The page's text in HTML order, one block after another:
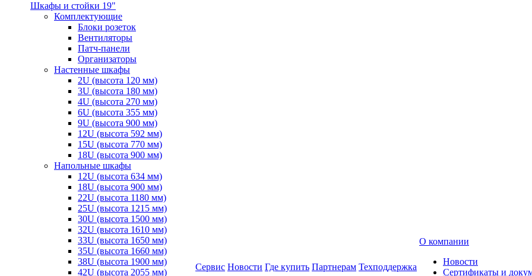
Шкафы и стойки 19"
Комплектующие
Блоки розеток
Вентиляторы
Патч-панели
Организаторы
Настенные шкафы
2U (высота 120 мм)
3U (высота 180 мм)
4U (высота 270 мм)
6U (высота 355 мм)
9U (высота 900 мм)
12U (высота 592 мм)
15U (высота 770 мм)
18U (высота 900 мм)
Напольные шкафы
12U (высота 634 мм)
18U (высота 900 мм)
22U (высота 1180 мм)
25U (высота 1215 мм)
30U (высота 1500 мм)
32U (высота 1610 мм)
33U (высота 1650 мм)
35U (высота 1660 мм)
38U (высота 1900 мм)
42U (высота 2055 мм)
Сервис Новости Где купить Партнерам Техподдержка
О компании
Новости
Сертификаты и